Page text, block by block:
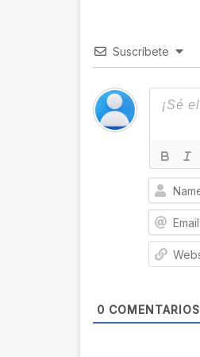
Suscríbete
0 COMENTARIOS